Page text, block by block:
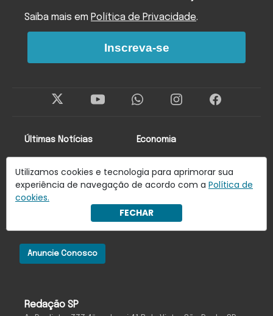
Utilizamos cookies e tecnologia para aprimorar sua
experiência de navegação de acordo com a Política de
cookies.
FECHAR
Redação SP
Anuncie Conosco
Últimas Notícias
Mundo
Economia
Colunistas
Newsletter
Saiba mais em Política de Privacidade.
Inscreva-se